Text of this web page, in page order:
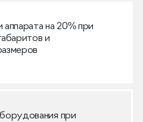
на 20% при
и
при